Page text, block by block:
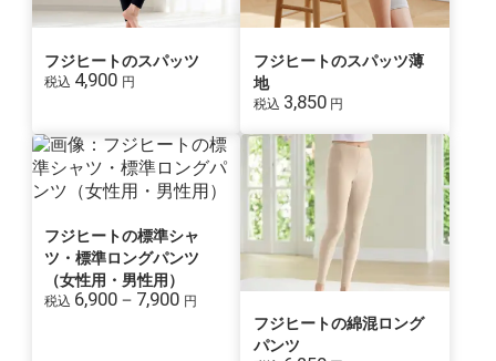
フジヒートのスパッツ
税込 4,900 円
フジヒートのスパッツ薄
地
税込 3,850 円
フジヒートの標準シャ
ツ・標準ロングパンツ
（女性用・男性用）
税込 6,900－7,900 円
フジヒートの綿混ロング
パンツ